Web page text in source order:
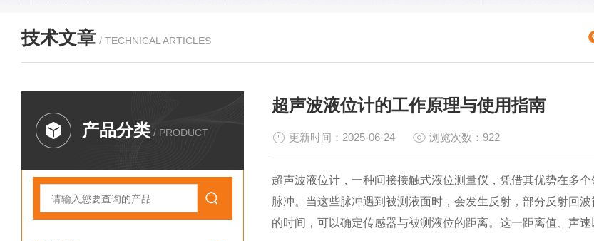
技术文章 / TECHNICAL ARTICLES
产品分类 / PRODUCT
超声波液位计的工作原理与使用指南
更新时间：2025-06-24 浏览次数：922
超声波液位计，一种间接接触式液位测量仪，凭借其优势在多
脉冲。当这些脉冲遇到被测液面时，会发生反射，部分反射回
的时间，可以确定传感器与被测液位的距离。这一距离值、声